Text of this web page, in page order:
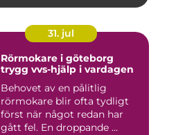
31. jul
Rörmokare i göteborg
trygg vvs-hjälp i vardagen
Behovet av en pålitlig
rörmokare blir ofta tydligt
först när något redan har
gått fel. En droppande ...